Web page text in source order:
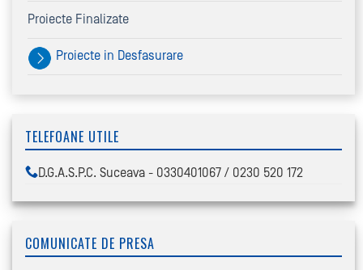
Proiecte Finalizate
Proiecte in Desfasurare
TELEFOANE UTILE
D.G.A.S.P.C. Suceava - 0330401067 / 0230 520 172
COMUNICATE DE PRESA